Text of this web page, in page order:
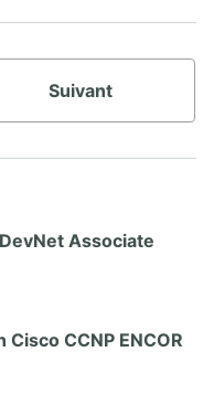
Suivant
Associate
CCNP ENCOR